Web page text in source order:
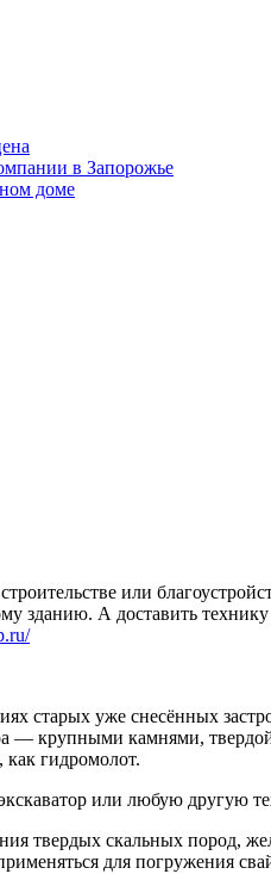
в Запорожье
доме
или
А доставить
старых уже снесённых
— крупными камнями,
как гидромолот.
или любую другую
твердых скальных пород,
для погружения